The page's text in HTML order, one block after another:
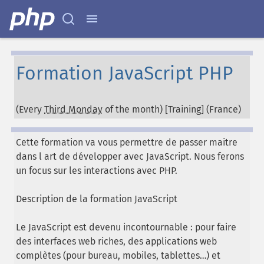
Formation JavaScript PHP
(Every Third Monday of the month) [Training] (France)
Cette formation va vous permettre de passer maitre
dans l art de développer avec JavaScript. Nous ferons
un focus sur les interactions avec PHP.
Description de la formation JavaScript
Le JavaScript est devenu incontournable : pour faire
des interfaces web riches, des applications web
complètes (pour bureau, mobiles, tablettes…) et